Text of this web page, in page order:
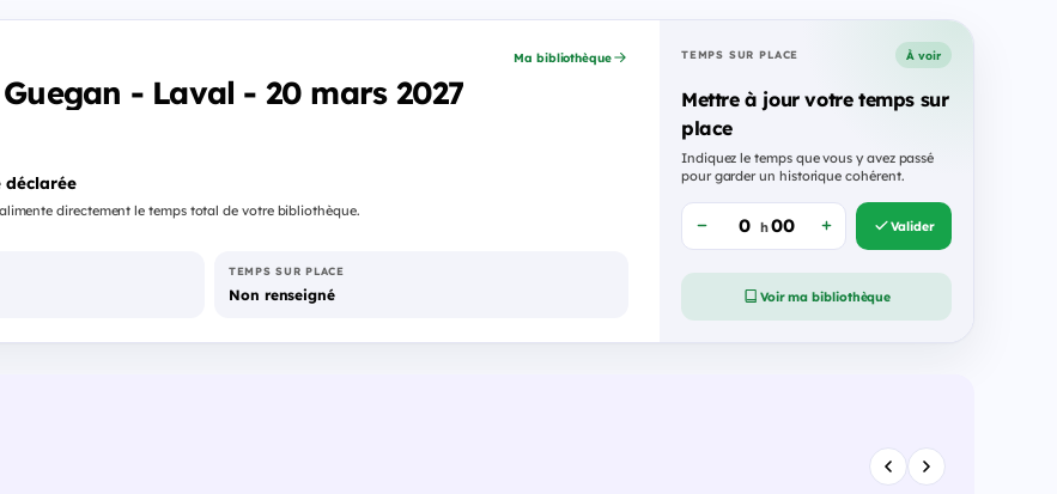
- Laval - 20 mars 2027
Ma bibliothèque
déclarée
directement le temps total de votre bibliothèque.
TEMPS SUR PLACE
Non renseigné
TEMPS SUR PLACE À voir
Mettre à jour votre temps sur
place
Indiquez le temps que vous y avez passé
pour garder un historique cohérent.
h Valider
Voir ma bibliothèque